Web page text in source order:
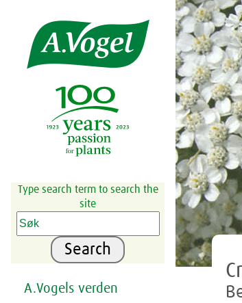

Type search term to search the
site
Search
A.Vogels verden